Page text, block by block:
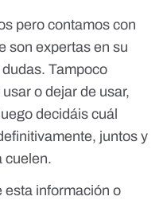
pero contamos con
son expertas en su
Tampoco
o dejar de usar,
decidáis cuál
juntos y
cuelen.
esta información o